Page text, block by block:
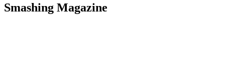
Smashing Magazine